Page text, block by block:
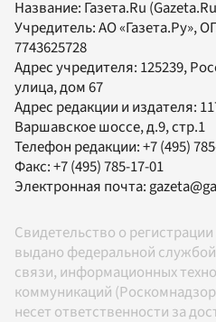
Название: Газета.Ru
Учредитель:АО «Газета.Ру»,
7743625728
Адрес учредителя: 125239,
улица, дом 67
Адрес редакции и издателя:
Варшавское шоссе, д.9, стр.1
Телефон редакции:+7 (495)
Факс:+7 (495) 785-17-01
Электронная почта:
Свидетельство о
выдано федеральной
связи, информационных
коммуникаций
несет ответственности за